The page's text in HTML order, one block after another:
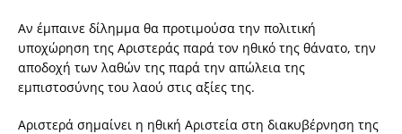
Αν έμπαινε δίλημμα θα προτιμούσα την πολιτική
υποχώρηση της Αριστεράς παρά τον ηθικό της θάνατο, την
αποδοχή των λαθών της παρά την απώλεια της
εμπιστοσύνης του λαού στις αξίες της.
Αριστερά σημαίνει η ηθική Αριστεία στη διακυβέρνηση της